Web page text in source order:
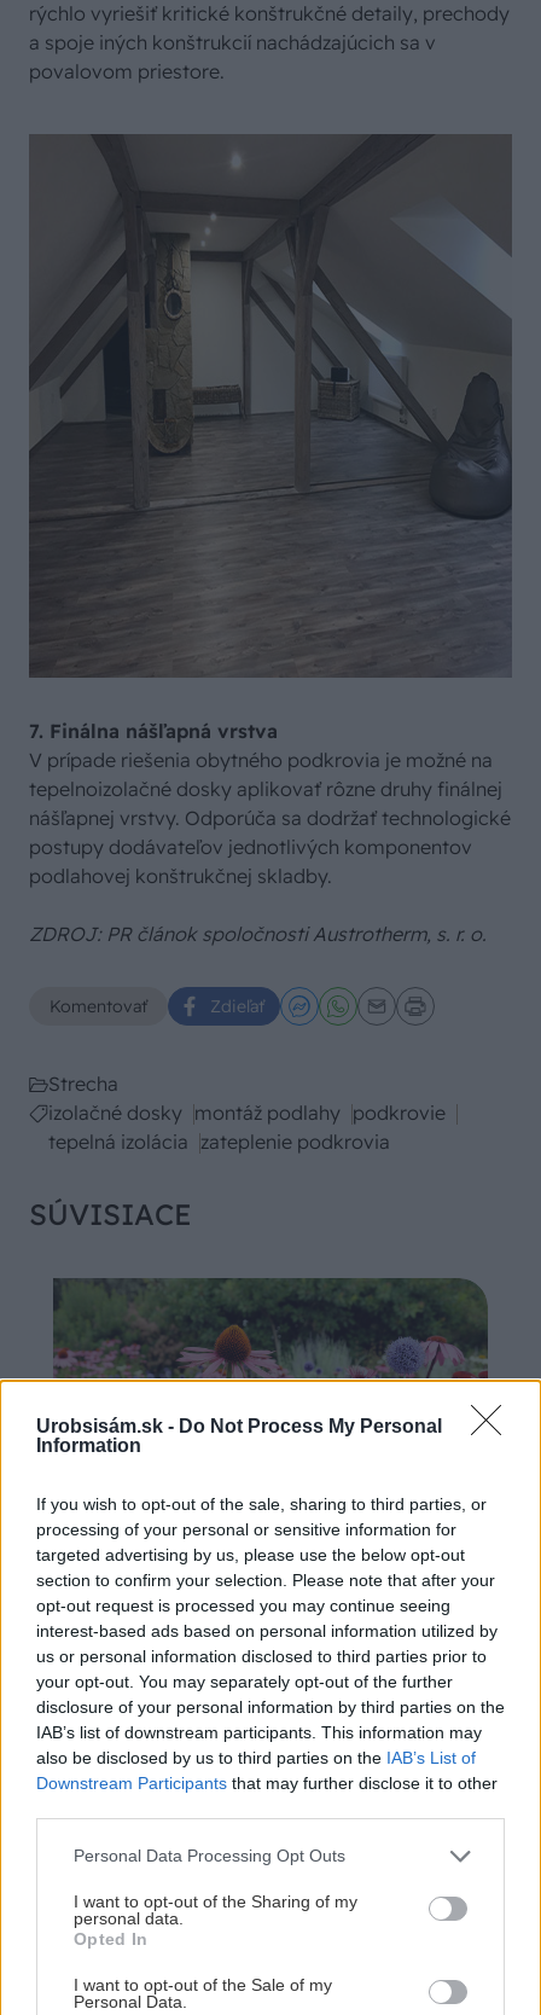
Urobsisám.sk - Do Not Process My Personal
Information
If you wish to opt-out of the sale, sharing to third parties, or
processing of your personal or sensitive information for
targeted advertising by us, please use the below opt-out
section to confirm your selection. Please note that after your
opt-out request is processed you may continue seeing
interest-based ads based on personal information utilized by
us or personal information disclosed to third parties prior to
your opt-out. You may separately opt-out of the further
disclosure of your personal information by third parties on the
IAB’s list of downstream participants. This information may
also be disclosed by us to third parties on the IAB’s List of
Downstream Participants that may further disclose it to other
Please note that this website/app uses one or more Google
not limited to your visit or usage behaviour. You may click to
grant or deny consent to Google and its third-party tags to
use your data for below specified purposes in below Google
consent section.
Personal Data Processing Opt Outs
I want to opt-out of the Sharing of my
personal data.
Opted In
I want to opt-out of the Sale of my
Personal Data.
rýchlo vyriešiť kritické konštrukčné detaily, prechody
a spoje iných konštrukcií nachádzajúcich sa v
povalovom priestore.
7. Finálna nášľapná vrstva
V prípade riešenia obytného podkrovia je možné na
tepelnoizolačné dosky aplikovať rôzne druhy finálnej
nášľapnej vrstvy. Odporúča sa dodržať technologické
postupy dodávateľov jednotlivých komponentov
podlahovej konštrukčnej skladby.
ZDROJ: PR článok spoločnosti Austrotherm, s. r. o.
Komentovať Zdieľať
Strecha
izolačné dosky montáž podlahy podkrovie
tepelná izolácia zateplenie podkrovia
SÚVISIACE
Trvalky, ktoré znesú sucho a teplo? Tieto
vysaďte na miesta, na ktoré slnko svieti celý
deň